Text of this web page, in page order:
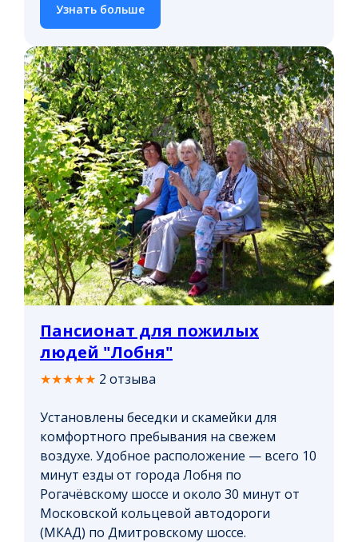
Узнать больше
Пансионат для пожилых
людей "Лобня"
★★★★★ 2 отзыва
Установлены беседки и скамейки для
комфортного пребывания на свежем
воздухе. Удобное расположение — всего 10
минут езды от города Лобня по
Рогачёвскому шоссе и около 30 минут от
Московской кольцевой автодороги
(МКАД) по Дмитровскому шоссе.